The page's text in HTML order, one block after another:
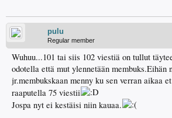
pulu
Regular member
Wuhuu...101 tai siis 102 viestiä on tullut
odotella että mut ylennetään membuks.Eihän
jr.membukskaan menny ku sen verran aikaa
raaputella 75 viestii
Jospa nyt ei kestäisi niin kauaa.